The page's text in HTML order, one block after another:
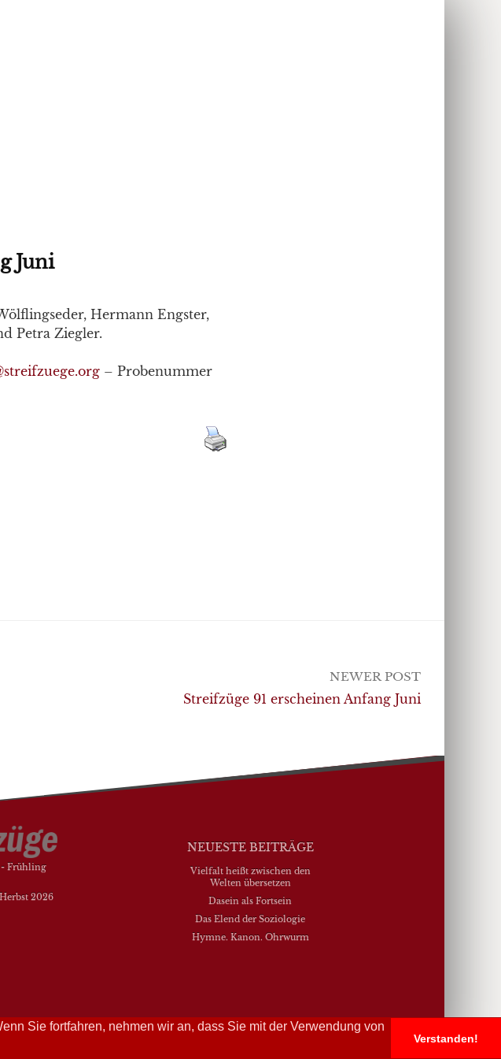
Sie fortfahren, nehmen wir an, dass Sie mit der Verwendung von
Verstanden!
Juni
Hermann Engster,
Petra Ziegler.
– Probenummer
NEWER POST
Streifzüge 91 erscheinen Anfang Juni
Frühling
2026
NEUESTE BEITRÄGE
Vielfalt heißt zwischen den
Welten übersetzen
Dasein als Fortsein
Das Elend der Soziologie
Hymne. Kanon. Ohrwurm